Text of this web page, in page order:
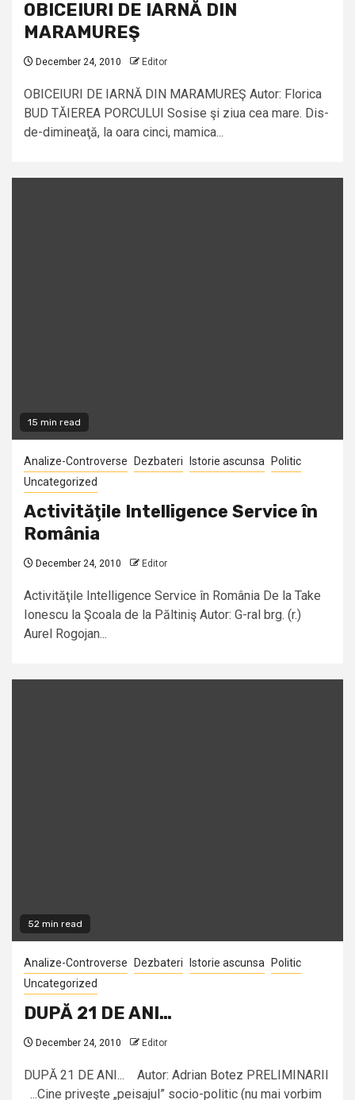
OBICEIURI DE IARNĂ DIN
MARAMUREŞ
December 24, 2010 Editor
OBICEIURI DE IARNĂ DIN MARAMUREŞ Autor: Florica
BUD TĂIEREA PORCULUI Sosise şi ziua cea mare. Dis-
de-dimineaţă, la oara cinci, mamica...
15 min read
Analize-Controverse Dezbateri Istorie ascunsa
Politic
Uncategorized
Activităţile Intelligence Service în
România
December 24, 2010 Editor
Activităţile Intelligence Service în România De la Take
Ionescu la Şcoala de la Păltiniş Autor: G-ral brg. (r.)
Aurel Rogojan...
52 min read
Analize-Controverse Dezbateri Istorie ascunsa
Politic
Uncategorized
DUPĂ 21 DE ANI…
December 24, 2010 Editor
DUPĂ 21 DE ANI... Autor: Adrian Botez PRELIMINARII
...Cine priveşte „peisajul” socio-politic (nu mai vorbim